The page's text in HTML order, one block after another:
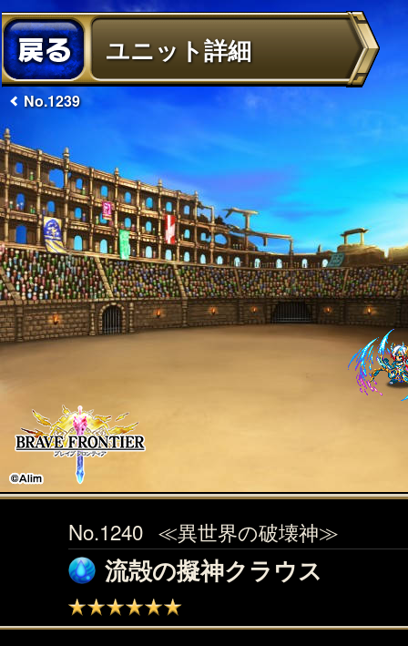
ユニット詳細
No.1239
No.1240 ≪異世界の破壊神≫
流殻の擬神クラウス